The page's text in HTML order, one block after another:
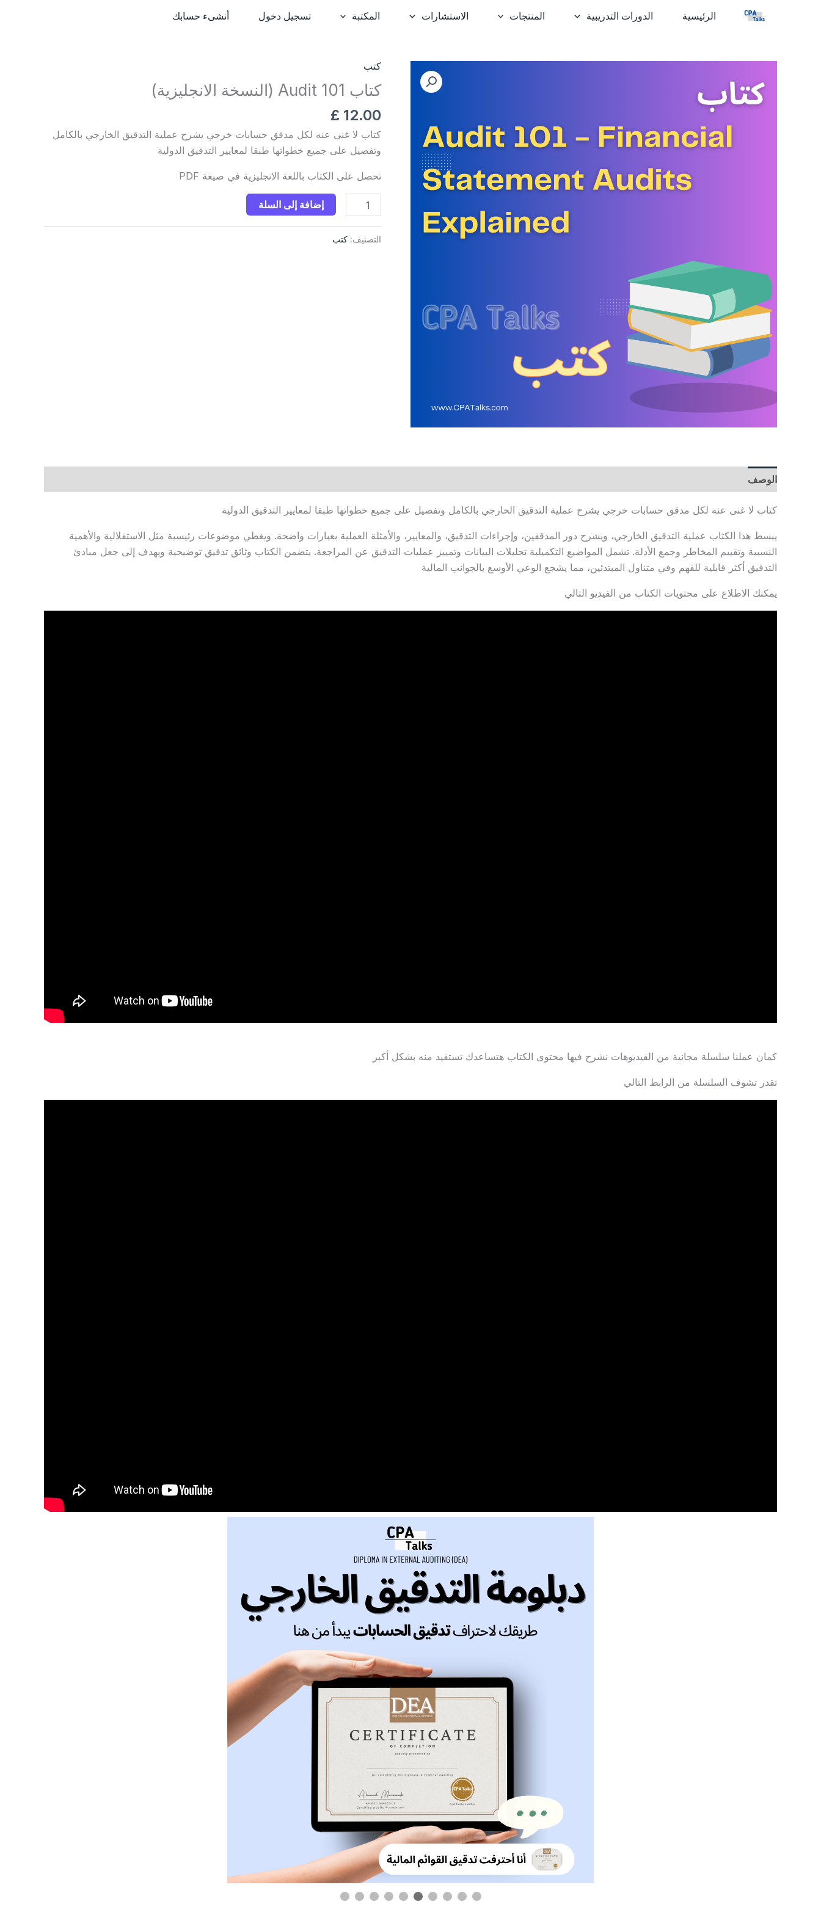
الرئيسية الدورات التدريبية المنتجات الاستشارات المكتبة تسجيل دخول أنشىء حسابك
كتب
كتاب Audit 101 (النسخة الانجليزية)
£ 12.00
كتاب لا غنى عنه لكل مدقق حسابات خرجي يشرح عملية التدقيق الخارجي بالكامل
وتفصيل على جميع خطواتها طبقا لمعايير التدقيق الدولية
تحصل على الكتاب باللغة الانجليزية في صيغة PDF
كمية
كتاب
101
(النسخة
الانجليزية)
إضافة إلى السلة
التصنيف: كتب
الوصف
كتاب لا غنى عنه لكل مدقق حسابات خرجي يشرح عملية التدقيق الخارجي بالكامل وتفصيل على جميع خطواتها طبقا لمعايير التدقيق الدولية
يبسط هذا الكتاب عملية التدقيق الخارجي، ويشرح دور المدققين، وإجراءات التدقيق، والمعايير، والأمثلة العملية بعبارات واضحة. ويغطي موضوعات رئيسية مثل الاستقلالية والأهمية
النسبية وتقييم المخاطر وجمع الأدلة. تشمل المواضيع التكميلية تحليلات البيانات وتمييز عمليات التدقيق عن المراجعة. يتضمن الكتاب وثائق تدقيق توضيحية ويهدف إلى جعل مبادئ
التدقيق أكثر قابلية للفهم وفي متناول المبتدئين، مما يشجع الوعي الأوسع بالجوانب المالية
يمكنك الاطلاع على محتويات الكتاب من الفيديو التالي
كمان عملنا سلسلة مجانية من الفيديوهات نشرح فيها محتوى الكتاب هتساعدك تستفيد منه بشكل أكبر
تقدر تشوف السلسلة من الرابط التالي